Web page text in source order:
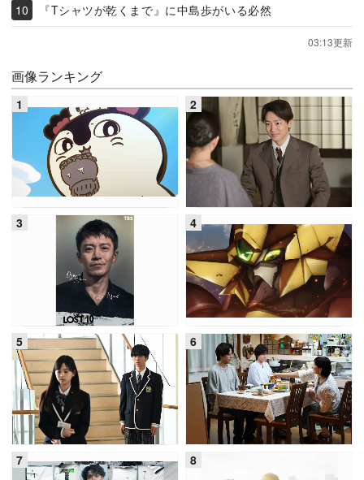
『Tシャツが乾くまで』に中島歩がいる必然
03:13更新
画像ランキング